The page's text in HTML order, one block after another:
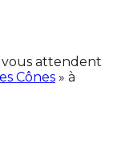
vous attendent
Cônes » à